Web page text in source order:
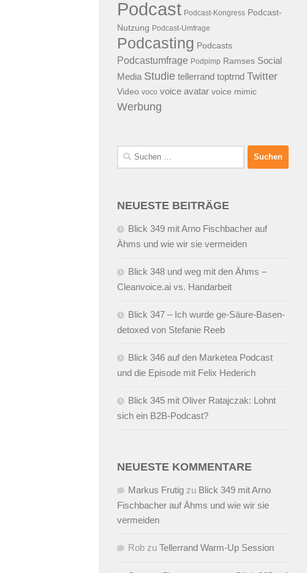
Podcast Podcast-Kongress Podcast-
Nutzung Podcast-Umfrage
Podcasting Podcasts
Podcastumfrage Podpimp Ramses Social
Media Studie tellerrand toptrnd Twitter
Video voco voice avatar voice mimic
Werbung
Suchen
nach:
NEUESTE BEITRÄGE
Blick 349 mit Arno Fischbacher auf
Ähms und wie wir sie vermeiden
Blick 348 und weg mit den Ähms –
Cleanvoice.ai vs. Handarbeit
Blick 347 – Ich wurde ge-Säure-Basen-
detoxed von Stefanie Reeb
Blick 346 auf den Marketea Podcast
und die Episode mit Felix Hederich
Blick 345 mit Oliver Ratajczak: Lohnt
sich ein B2B-Podcast?
NEUESTE KOMMENTARE
Markus Frutig zu Blick 349 mit Arno
Fischbacher auf Ähms und wie wir sie
vermeiden
Rob zu Tellerrand Warm-Up Session